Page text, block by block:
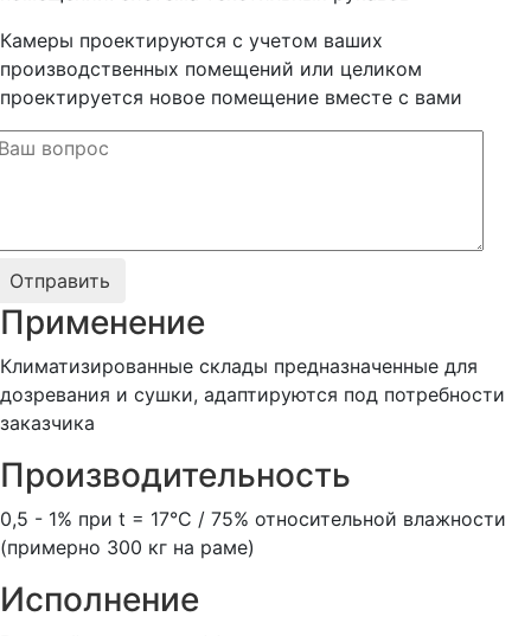
Камеры проектируются с учетом ваших
производственных помещений или целиком
проектируется новое помещение вместе с вами
Применение
Климатизированные склады предназначенные для
дозревания и сушки, адаптируются под потребности
заказчика
Производительность
0,5 - 1% при t = 17°С / 75% относительной влажности
(примерно 300 кг на раме)
Исполнение